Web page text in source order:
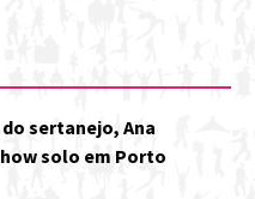
sertanejo, Ana
solo em Porto